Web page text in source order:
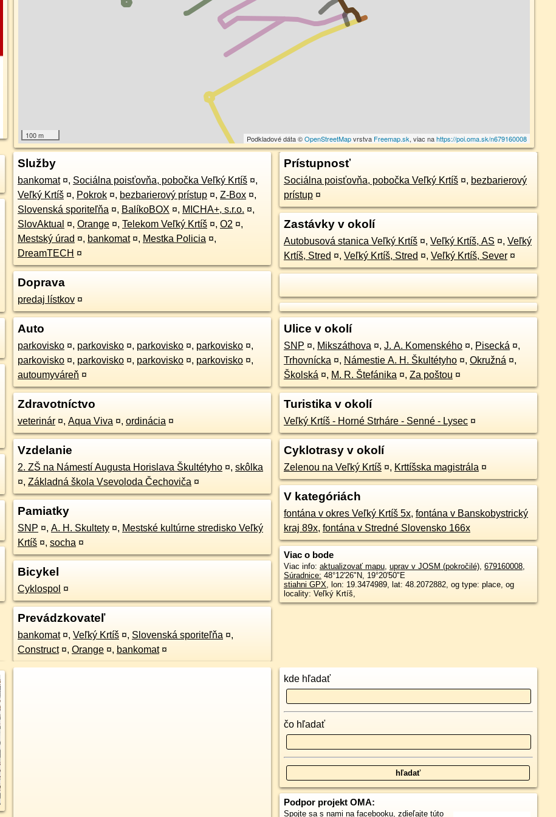
100 m Podkladové dáta ©OpenStreetMapvrstva Freemap.sk, viac nahttps://poi.oma.sk/n679160008
Služby
bankomat ¤, Sociálna poisťovňa, pobočka Veľký Krtíš ¤,
Veľký Krtíš ¤, Pokrok ¤, bezbarierový prístup ¤, Z-Box ¤,
Slovenská sporiteľňa ¤, BalíkoBOX ¤, MICHA+, s.r.o. ¤,
SlovAktual ¤, Orange ¤, Telekom Veľký Krtíš ¤, O2 ¤,
Mestský úrad ¤, bankomat ¤, Mestka Policia ¤,
DreamTECH ¤
Doprava
predaj lístkov ¤
Auto
parkovisko ¤, parkovisko ¤, parkovisko ¤, parkovisko ¤,
parkovisko ¤, parkovisko ¤, parkovisko ¤, parkovisko ¤,
autoumyváreň ¤
Zdravotníctvo
veterinár ¤, Aqua Viva ¤, ordinácia ¤
Vzdelanie
2. ZŠ na Námestí Augusta Horislava Škultétyho ¤, skôlka
¤, Základná škola Vsevoloda Čechoviča ¤
Pamiatky
SNP ¤, A. H. Skultety ¤, Mestské kultúrne stredisko Veľký
Krtíš ¤, socha ¤
Bicykel
Cyklospol ¤
Prevádzkovateľ
bankomat ¤, Veľký Krtíš ¤, Slovenská sporiteľňa ¤,
Construct ¤, Orange ¤, bankomat ¤
Prístupnosť
Sociálna poisťovňa, pobočka Veľký Krtíš ¤, bezbarierový
prístup ¤
Zastávky v okolí
Autobusová stanica Veľký Krtíš ¤, Veľký Krtíš, AS ¤, Veľký
Krtíš, Stred ¤, Veľký Krtíš, Stred ¤, Veľký Krtíš, Sever ¤
Ulice v okolí
SNP ¤, Mikszáthova ¤, J. A. Komenského ¤, Pisecká ¤,
Trhovnícka ¤, Námestie A. H. Škultétyho ¤, Okružná ¤,
Školská ¤, M. R. Štefánika ¤, Za poštou ¤
Turistika v okolí
Veľký Krtíš - Horné Strháre - Senné - Lysec ¤
Cyklotrasy v okolí
Zelenou na Veľký Krtíš ¤, Krttíšska magistrála ¤
V kategóriách
fontána v okres Veľký Krtíš 5x, fontána v Banskobystrický
kraj 89x, fontána v Stredné Slovensko 166x
Viac o bode
Viac info: aktualizovať mapu, uprav v JOSM (pokročilé), 679160008,
Súradnice: 48°12'26"N, 19°20'50"E
stiahni GPX, lon: 19.3474989, lat: 48.2072882, og type: place, og
locality: Veľký Krtíš,
kde hľadať
čo hľadať
Podpor projekt OMA:
Spojte sa s nami na facebooku, zdieľajte túto